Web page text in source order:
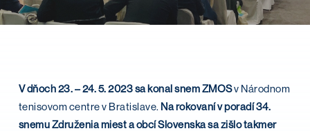
V dňoch 23. – 24. 5. 2023 sa konal snem ZMOSv Národnom
tenisovom centre v Bratislave. Na rokovaní v poradí 34.
snemu Združenia miest a obcí Slovenska sa zišlo takmer